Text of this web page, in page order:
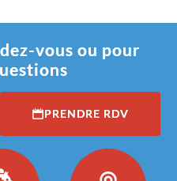
vous ou pour
PRENDRE RDV